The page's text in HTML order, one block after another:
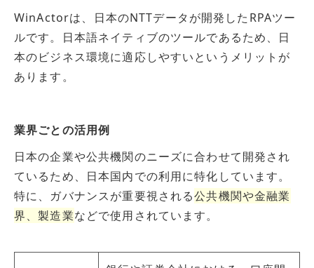
WinActorは、日本のNTTデータが開発したRPAツー
ルです。日本語ネイティブのツールであるため、日
本のビジネス環境に適応しやすいというメリットが
あります。
業界ごとの活用例
日本の企業や公共機関のニーズに合わせて開発され
ているため、日本国内での利用に特化しています。
特に、ガバナンスが重要視される公共機関や金融業
界、製造業などで使用されています。